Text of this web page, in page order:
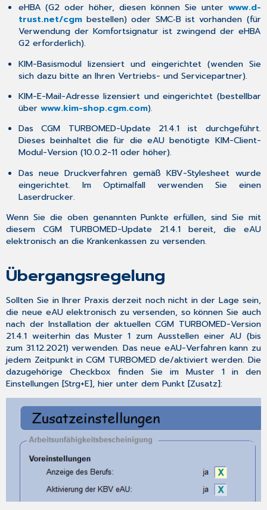
eHBA (G2 oder höher, diesen können Sie unter www.d-
trust.net/cgmbestellen) oder SMC‑B ist vorhanden (für
Verwendung der Komfortsignatur ist zwingend der eHBA
G2 erforderlich).
KIM-Basismodul lizensiert und eingerichtet (wenden Sie
sich dazu bitte an Ihren Vertriebs- und Servicepartner).
KIM-E-Mail-Adresse lizensiert und eingerichtet (bestellbar
über www.kim-shop.cgm.com).
Das CGM TURBOMED-Update 21.4.1 ist durchgeführt.
Dieses beinhaltet die für die eAU benötigte KIM-Client-
Modul-Version (10.0.2-11 oder höher).
Das neue Druckverfahren gemäß KBV-Stylesheet wurde
eingerichtet. Im Optimalfall verwenden Sie einen
Laserdrucker.
Wenn Sie die oben genannten Punkte erfüllen, sind Sie mit
diesem CGM TURBOMED-Update 21.4.1 bereit, die eAU
elektronisch an die Krankenkassen zu versenden.
Übergangsregelung
Sollten Sie in Ihrer Praxis derzeit noch nicht in der Lage sein,
die neue eAU elektronisch zu versenden, so können Sie auch
nach der Installation der aktuellen CGM TURBOMED-Version
21.4.1 weiterhin das Muster 1 zum Ausstellen einer AU (bis
zum 31.12.2021) verwenden. Das neue eAU-Verfahren kann zu
jedem Zeitpunkt in CGM TURBOMED de/aktiviert werden. Die
dazugehörige Checkbox finden Sie im Muster 1 in den
Einstellungen [Strg+E], hier unter dem Punkt [Zusatz]: